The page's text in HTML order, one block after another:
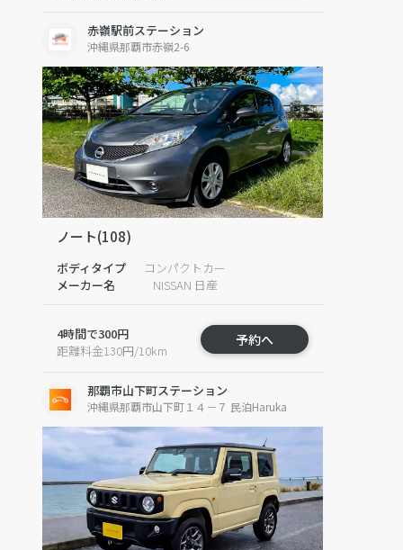
赤嶺駅前ステーション
沖縄県那覇市赤嶺2-6
ノート(108)
ボディタイプ
メーカー名
コンパクトカー
NISSAN 日産
4時間で300円
距離料金130円/10km
予約へ
那覇市山下町ステーション
沖縄県那覇市山下町１４－７ 民泊Haruka